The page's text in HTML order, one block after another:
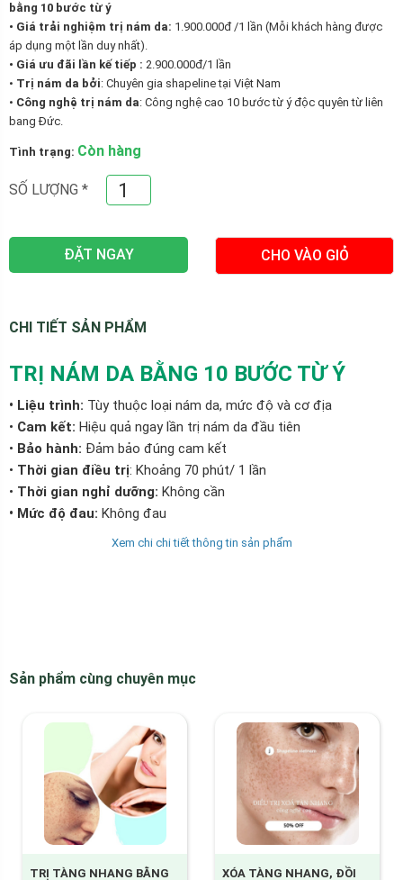
bằng 10 bước từ ý
• Giá trải nghiệm trị nám da: 1.900.000đ /1 lần (Mỗi khách hàng được
áp dụng một lần duy nhất).
• Giá ưu đãi lần kế tiếp : 2.900.000đ/1 lần
• Trị nám da bởi: Chuyên gia shapeline tại Việt Nam
• Công nghệ trị nám da: Công nghệ cao 10 bước từ ý độc quyên từ liên
bang Đức.
Tình trạng: Còn hàng
SỐ LƯỢNG *
ĐẶT NGAY CHO VÀO GIỎ
CHI TIẾT SẢN PHẨM
TRỊ NÁM DA BẰNG 10 BƯỚC TỪ Ý
• Liệu trình: Tùy thuộc loại nám da, mức độ và cơ địa
• Cam kết: Hiệu quả ngay lần trị nám da đầu tiên
• Bảo hành: Đảm bảo đúng cam kết
• Thời gian điều trị: Khoảng 70 phút/ 1 lần
• Thời gian nghỉ dưỡng: Không cần
• Mức độ đau: Không đau
Mức độ tổn thương : Không có
•Công nghệ trị nám da: Công nghệ cao 10 bước từ ý độc
Đối tượng cần trị nám da bằng 10 bước từ ý
• Người bị nám da mặt khó trị
• Muốn trị nám da nhưng sợ đau đớn
• Đã sử dụng nhiều biện pháp trị nám da nhưng không hết và gây
da bị tổn thương.
• Không có thời gian điều trị kéo dài
Xem chi chi tiết thông tin sản phẩm
Sản phẩm cùng chuyên mục
TRỊ TÀNG NHANG BẰNG
XÓA TÀNG NHANG, ĐỒI